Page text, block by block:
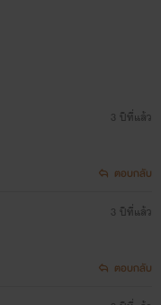
3 ปีที่แล้ว
ตอบกลับ
3 ปีที่แล้ว
ตอบกลับ